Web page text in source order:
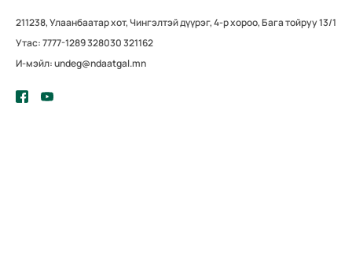
211238, Улаанбаатар хот, Чингэлтэй дүүрэг, 4-р хороо, Бага тойруу 13/1
Утас: 7777-1289 328030 321162
И-мэйл: undeg@ndaatgal.mn